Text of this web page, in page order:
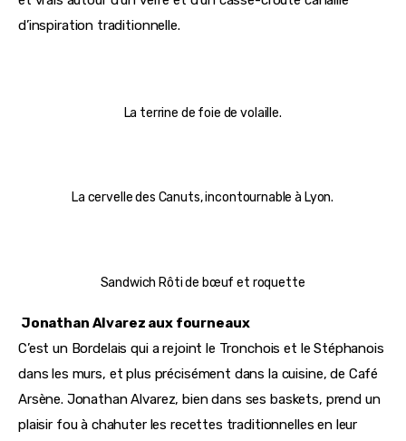
d’inspiration traditionnelle.
La terrine de foie de volaille.
La cervelle des Canuts, incontournable à Lyon.
Sandwich Rôti de bœuf et roquette
Jonathan Alvarez aux fourneaux
C’est un Bordelais qui a rejoint le Tronchois et le Stéphanois
dans les murs, et plus précisément dans la cuisine, de Café
Arsène. Jonathan Alvarez, bien dans ses baskets, prend un
plaisir fou à chahuter les recettes traditionnelles en leur